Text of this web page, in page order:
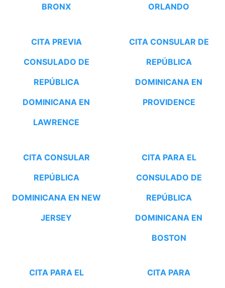
BRONX
ORLANDO
CITA PREVIA
CONSULADO DE
REPÚBLICA
DOMINICANA EN
LAWRENCE
CITA CONSULAR DE
REPÚBLICA
DOMINICANA EN
PROVIDENCE
CITA CONSULAR
REPÚBLICA
DOMINICANA EN NEW
JERSEY
CITA PARA EL
CONSULADO DE
REPÚBLICA
DOMINICANA EN
BOSTON
CITA PARA EL
CITA PARA